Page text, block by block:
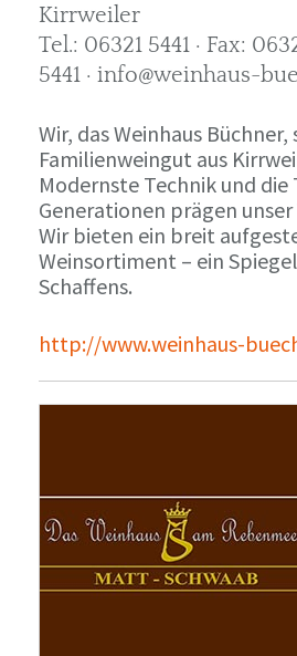
Kirrweiler
Tel.: 06321 5441 · Fax:
5441 · info@weinhaus-
Wir, das Weinhaus Büchner,
Familienweingut aus
Modernste Technik und
Generationen prägen
Wir bieten ein breit
Weinsortiment – ein
Schaffens.
http://www.weinhaus-